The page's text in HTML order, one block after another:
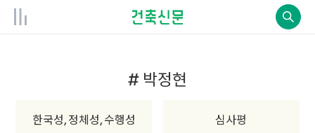
# 박정현
한국성, 정체성, 수행성 심사평